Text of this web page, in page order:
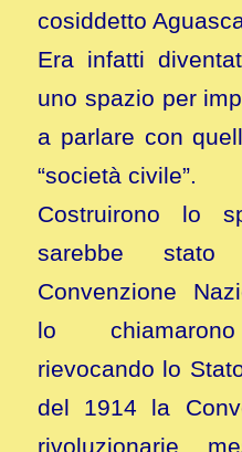
cosiddetto
Era infatti
uno spazio per
a parlare con
“società civile”.
Costruirono lo
sarebbe
Convenzione
lo chiamarono
rievocando lo
del 1914 la
rivoluzionarie